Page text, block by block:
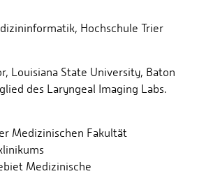
Hochschule Trier
Louisiana State University, Baton
des Laryngeal Imaging Labs.
Medizinischen Fakultät
Medizinische